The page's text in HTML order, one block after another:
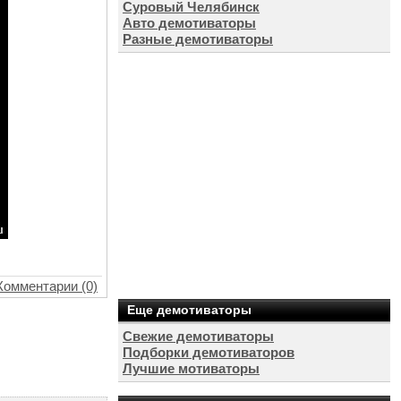
(0)
Суровый Челябинск
Авто демотиваторы
Разные демотиваторы
Еще демотиваторы
Свежие демотиваторы
Подборки демотиваторов
Лучшие мотиваторы